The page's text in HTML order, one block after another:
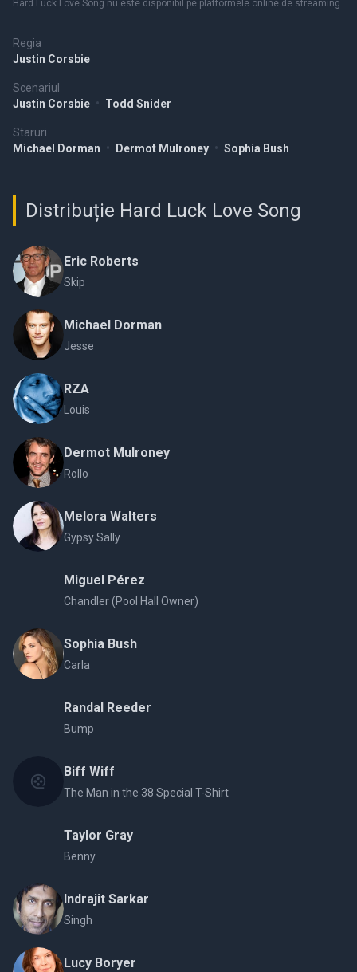
Regia
Justin Corsbie
Scenariul
Justin Corsbie • Todd Snider
Staruri
Michael Dorman • Dermot Mulroney • Sophia Bush
Hard Luck Love Song nu este disponibil pe platformele online de streaming.
Distribuție Hard Luck Love Song
Eric Roberts
Skip
Michael Dorman
Jesse
RZA
Louis
Dermot Mulroney
Rollo
Melora Walters
Gypsy Sally
Miguel Pérez
Chandler (Pool Hall Owner)
Sophia Bush
Carla
Randal Reeder
Bump
Biff Wiff
The Man in the 38 Special T-Shirt
Taylor Gray
Benny
Indrajit Sarkar
Singh
Lucy Boryer